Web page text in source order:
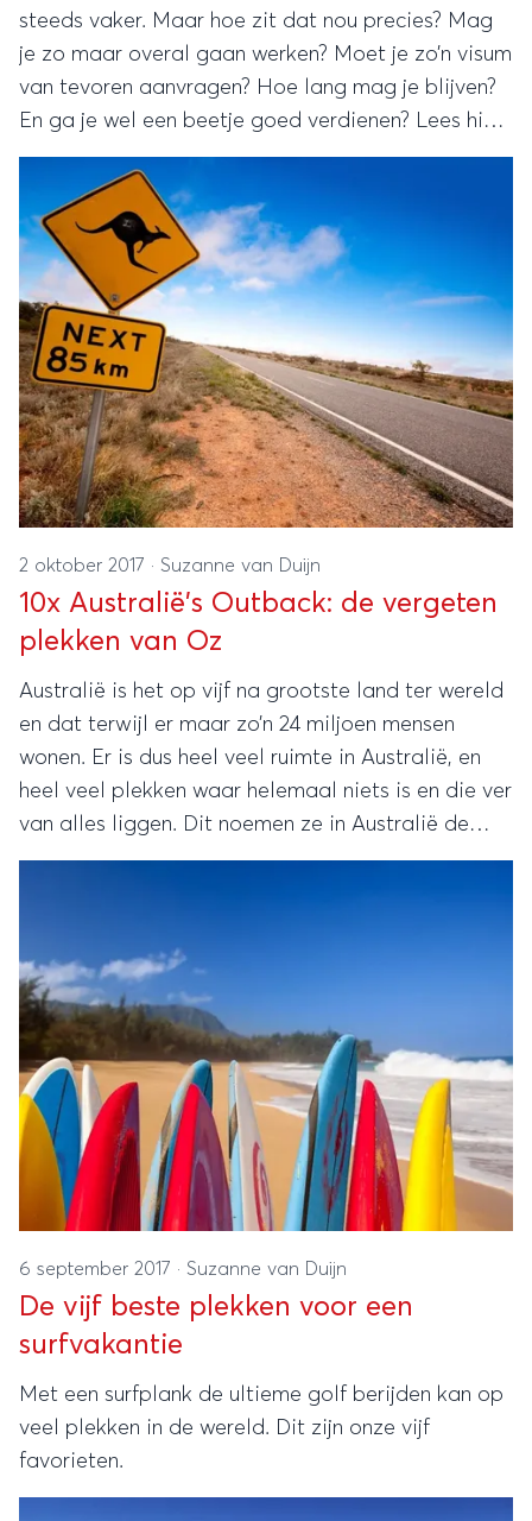
steeds vaker. Maar hoe zit dat nou precies? Mag
je zo maar overal gaan werken? Moet je zo’n visum
van tevoren aanvragen? Hoe lang mag je blijven?
En ga je wel een beetje goed verdienen? Lees hier
hoe het allemaal werkt.
2 oktober 2017 · Suzanne van Duijn
10x Australië's Outback: de vergeten
plekken van Oz
Australië is het op vijf na grootste land ter wereld
en dat terwijl er maar zo’n 24 miljoen mensen
wonen. Er is dus heel veel ruimte in Australië, en
heel veel plekken waar helemaal niets is en die ver
van alles liggen. Dit noemen ze in Australië de
‘outback’.
6 september 2017 · Suzanne van Duijn
De vijf beste plekken voor een
surfvakantie
Met een surfplank de ultieme golf berijden kan op
veel plekken in de wereld. Dit zijn onze vijf
favorieten.